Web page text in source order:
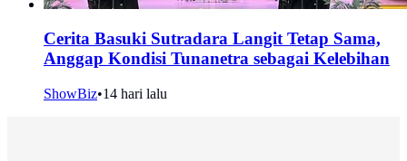
Cerita Basuki Sutradara Langit Tetap Sama,
Anggap Kondisi Tunanetra sebagai Kelebihan
ShowBiz•14 hari lalu